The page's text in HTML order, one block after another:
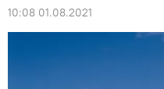
10:08 01.08.2021